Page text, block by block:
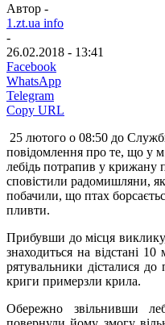
Автор -
1.zt.ua info
-
26.02.2018 - 13:41
Facebook
WhatsApp
Telegram
Copy URL
25 лютого о 08:50 до
повідомлення про те, що у
лебідь потрапив у крижану
сповістили радомишляни,
побачили, що птах
пливти.
Прибувши до місця
знаходиться на відстані
рятувальники дісталися
криги примерзли крила.
Обережно звільнивши